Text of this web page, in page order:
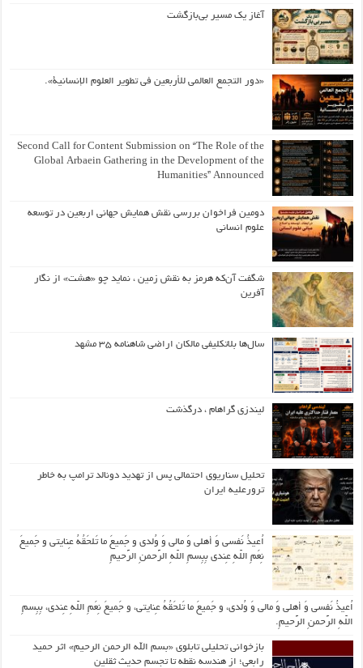
آغاز یک مسیر بی‌بازگشت
«دور التجمع العالمي للأربعين في تطوير العلوم الإنسانية».
Second Call for Content Submission on “The Role of the
Global Arbaein Gathering in the Development of the
Humanities” Announced
دومین فراخوان بررسی نقش همایش جهانی اربعین در توسعه
علوم انسانی
شگفت آن‌که هرمز به نقش زمین ، نماید چو «هشت» از نگار
آفرین
سال‌ها بلاتکلیفی مالکان اراضی شاهنامه ۳۵ مشهد
لیندزی گراهام ، درگذشت
تحلیل سناریوی احتمالی پس از تهدید دونالد ترامپ به خاطر
ترورعلیه ایران
اُعیذُ نَفسی وَ أهلی وَ مالی وَ وُلدی و جَمیعَ ما تَلحَقُهُ عِنایتی و جَمیعَ
نِعَمِ اللّهِ عِندی بِبِسمِ اللّهِ الرَّحمنِ الرَّحیمِ
اُعیذُ نَفسی وَ أهلی وَ مالی وَ وُلدی، و جَمیعَ ما تَلحَقُهُ عِنایتی، و جَمیعَ نِعَمِ اللّهِ عِندی، بِبِسمِ
اللّهِ الرَّحمنِ الرَّحیمِ.
بازخوانی تحلیلی تابلوی «بسم الله الرحمن الرحیم» اثر حمید
رابعی؛ از هندسه نقطه تا تجسم حدیث ثقلین